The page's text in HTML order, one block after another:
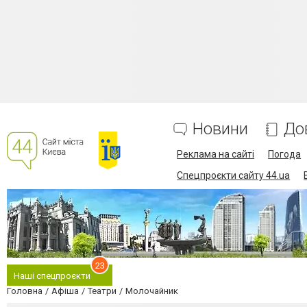
Новини
Реклама на сайті
Погода
Спецпроєкти сайту 44.ua
Наші спецпроєкти
23
Головна Афіша Театри Молочайник